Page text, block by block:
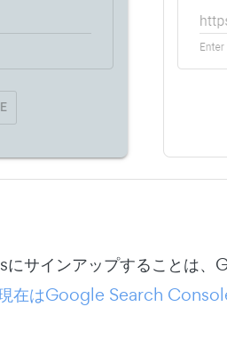
サインアップすることは、
在はGoogle Search